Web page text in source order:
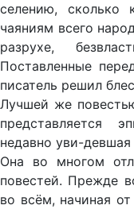
селению, сколько
чаяниям всего
разрухе,
Поставленные
писатель решил
Лучшей же
представляется
недавно уви-
Она во многом
повестей. Прежде
во всём, начиная